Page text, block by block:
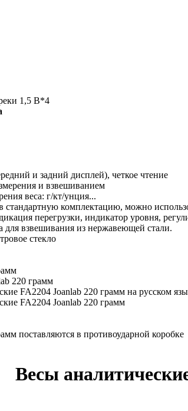
1,5 В*4
и задний дисплей), четкое чтение
и взвешиванием
веса: г/кт/унция...
стандартную комплектацию, можно
перегрузки, индикатор уровня,
взвешивания из нержавеющей стали.
стекло
220 грамм
FA2204 Joanlab 220 грамм на русском
FA2204 Joanlab 220 грамм
поставляются в противоударной коробке
Весы